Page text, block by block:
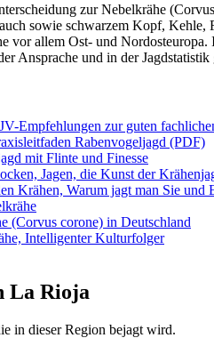
zur Nebelkrähe
sowie schwarzem Kopf,
vor allem Ost- und
Ansprache und in der Jagdstatistik
Empfehlungen zur guten
Rabenvogeljagd (PDF)
mit Flinte und Finesse
Jagen, die Kunst der
Krähen, Warum jagt man Sie und
(Corvus corone) in Deutschland
Intelligenter Kulturfolger
La Rioja
in dieser Region bejagt wird.